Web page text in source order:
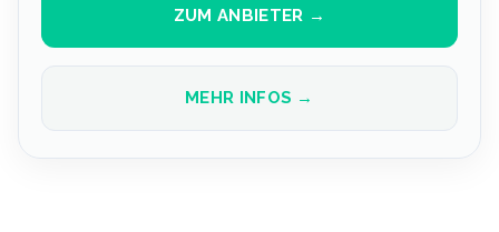
ZUM ANBIETER →
MEHR INFOS →